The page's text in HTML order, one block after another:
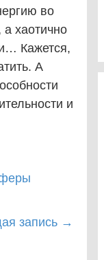
во
хаотично
Кажется,
А
и
запись →